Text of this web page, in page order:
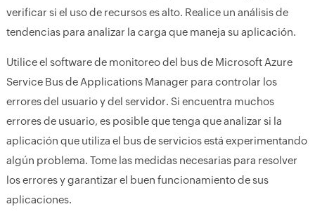
verificar si el uso de recursos es alto. Realice un análisis de
tendencias para analizar la carga que maneja su aplicación.
Utilice el software de monitoreo del bus de Microsoft Azure
Service Bus de Applications Manager para controlar los
errores del usuario y del servidor. Si encuentra muchos
errores de usuario, es posible que tenga que analizar si la
aplicación que utiliza el bus de servicios está experimentando
algún problema. Tome las medidas necesarias para resolver
los errores y garantizar el buen funcionamiento de sus
aplicaciones.